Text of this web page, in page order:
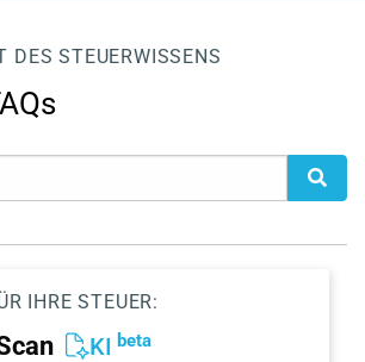
DES STEUERWISSENS
IHRE STEUER:
KI beta